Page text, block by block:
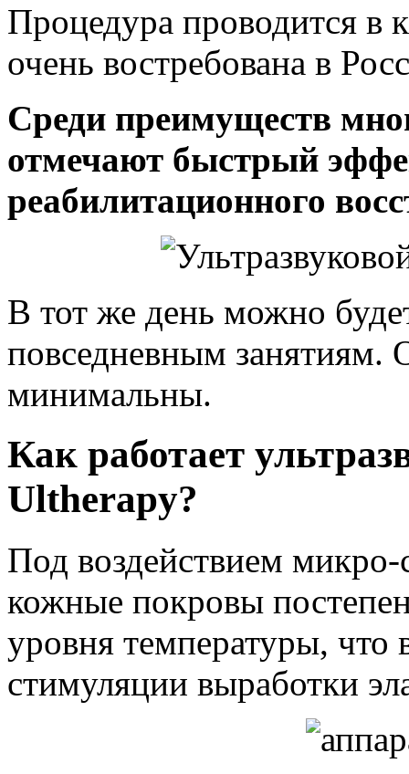
Процедура проводится в
очень востребована в
Среди преимуществ
отмечают быстрый
реабилитационного
В тот же день можно
повседневным занятиям.
минимальны.
Как работает
Ultherapy?
Под воздействием микро-
кожные покровы
уровня температуры, что
стимуляции выработки